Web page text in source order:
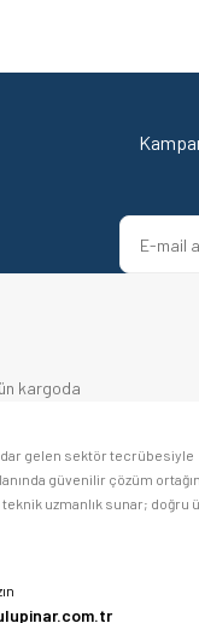
Ulupınar.com.tr
kargoda
gelen sektör tecrübesiyle
güvenilir çözüm
uzmanlık sunar; doğru